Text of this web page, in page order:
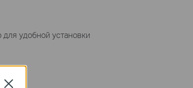
удобной установки
Close